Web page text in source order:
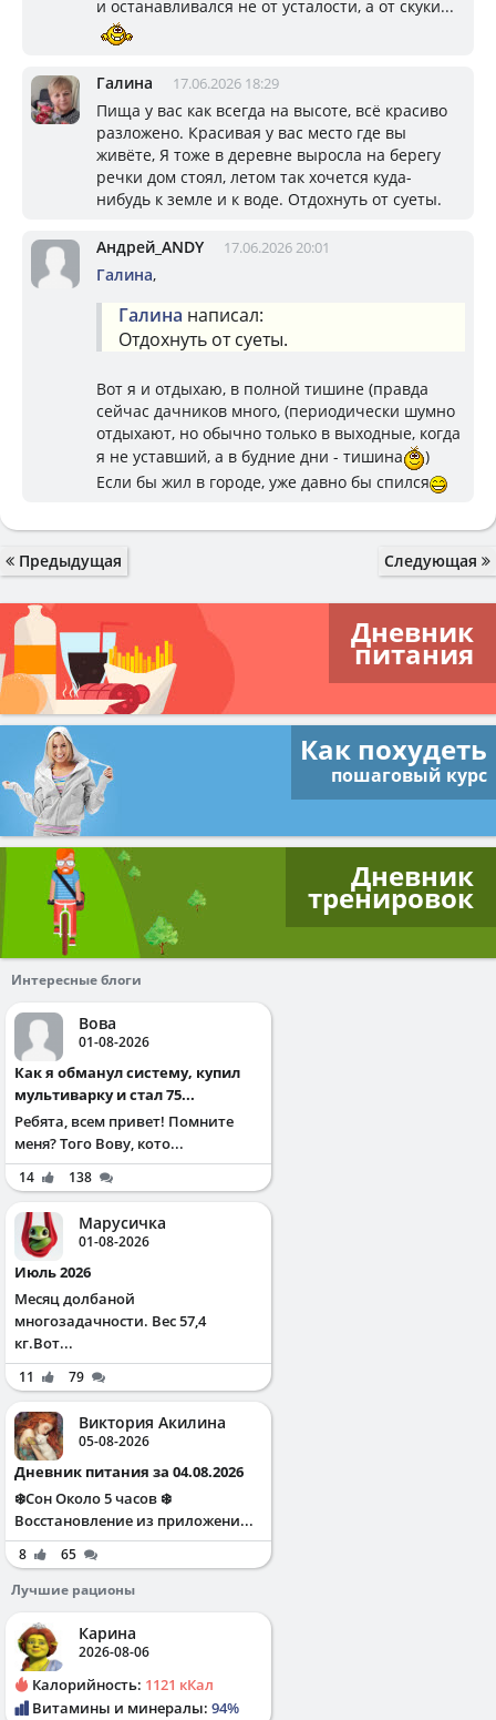
и останавливался не от усталости, а от скуки...
Галина 17.06.2026 18:29
Пища у вас как всегда на высоте, всё красиво
разложено. Красивая у вас место где вы
живёте, Я тоже в деревне выросла на берегу
речки дом стоял, летом так хочется куда-
нибудь к земле и к воде. Отдохнуть от суеты.
Андрей_ANDY 17.06.2026 20:01
Галина,
Галина написал:
Отдохнуть от суеты.
Вот я и отдыхаю, в полной тишине (правда
сейчас дачников много, (периодически шумно
отдыхают, но обычно только в выходные, когда
я не уставший, а в будние дни - тишина
)
Если бы жил в городе, уже давно бы спился
Предыдущая Следующая
Дневник
питания
Как похудеть
пошаговый курс
Дневник
тренировок
Интересные блоги
Вова
01-08-2026
Как я обманул систему, купил
мультиварку и стал 75...
Ребята, всем привет! Помните
меня? Того Вову, кото...
14 138
Марусичка
01-08-2026
Июль 2026
Месяц долбаной
многозадачности. Вес 57,4
кг.Вот...
11 79
Виктория Акилина
05-08-2026
Дневник питания за 04.08.2026
❄️Сон Около 5 часов ❄️
Восстановление из приложени...
8
65
Лучшие рационы
Карина
2026-08-06
Калорийность: 1121 кКал
Витамины и минералы: 94%